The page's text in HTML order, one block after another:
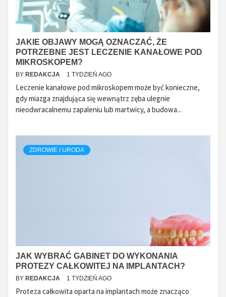
JAKIE OBJAWY MOGĄ OZNACZAĆ, ŻE
POTRZEBNE JEST LECZENIE KANAŁOWE POD
MIKROSKOPEM?
BY REDAKCJA 1 TYDZIEŃ AGO
Leczenie kanałowe pod mikroskopem może być konieczne,
gdy miazga znajdująca się wewnątrz zęba ulegnie
nieodwracalnemu zapaleniu lub martwicy, a budowa...
ZDROWIE I URODA
JAK WYBRAĆ GABINET DO WYKONANIA
PROTEZY CAŁKOWITEJ NA IMPLANTACH?
BY REDAKCJA 1 TYDZIEŃ AGO
Proteza całkowita oparta na implantach może znacząco